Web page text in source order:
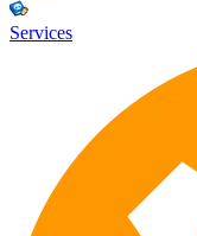
Services